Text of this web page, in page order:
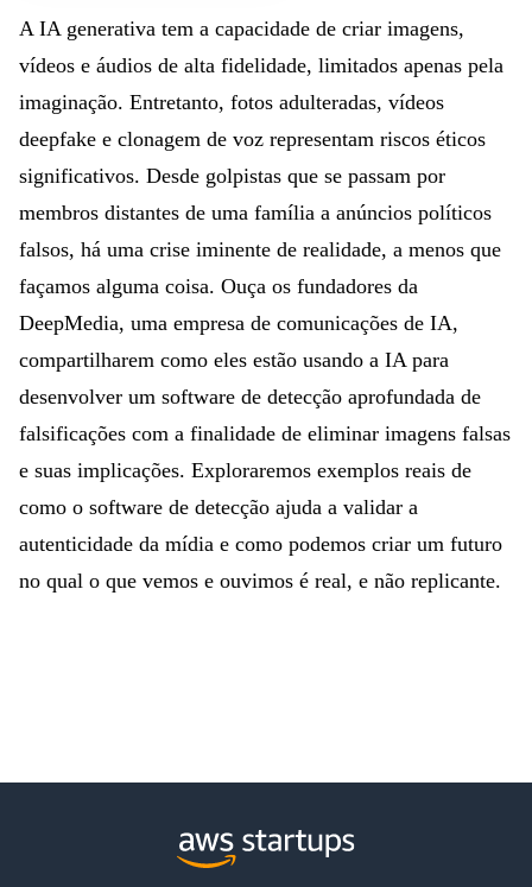
A IA generativa tem a capacidade de criar imagens,
vídeos e áudios de alta fidelidade, limitados apenas pela
imaginação. Entretanto, fotos adulteradas, vídeos
deepfake e clonagem de voz representam riscos éticos
significativos. Desde golpistas que se passam por
membros distantes de uma família a anúncios políticos
falsos, há uma crise iminente de realidade, a menos que
façamos alguma coisa. Ouça os fundadores da
DeepMedia, uma empresa de comunicações de IA,
compartilharem como eles estão usando a IA para
desenvolver um software de detecção aprofundada de
falsificações com a finalidade de eliminar imagens falsas
e suas implicações. Exploraremos exemplos reais de
como o software de detecção ajuda a validar a
autenticidade da mídia e como podemos criar um futuro
no qual o que vemos e ouvimos é real, e não replicante.